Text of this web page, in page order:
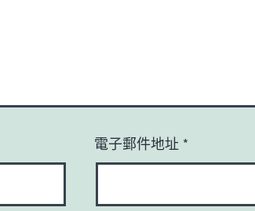
電子郵件地址 *